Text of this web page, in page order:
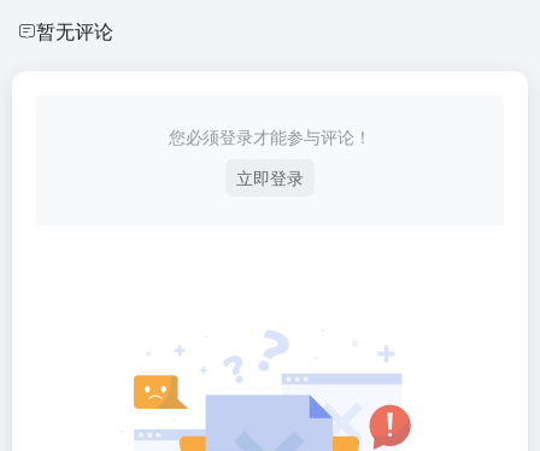
暂无评论
您必须登录才能参与评论！
立即登录